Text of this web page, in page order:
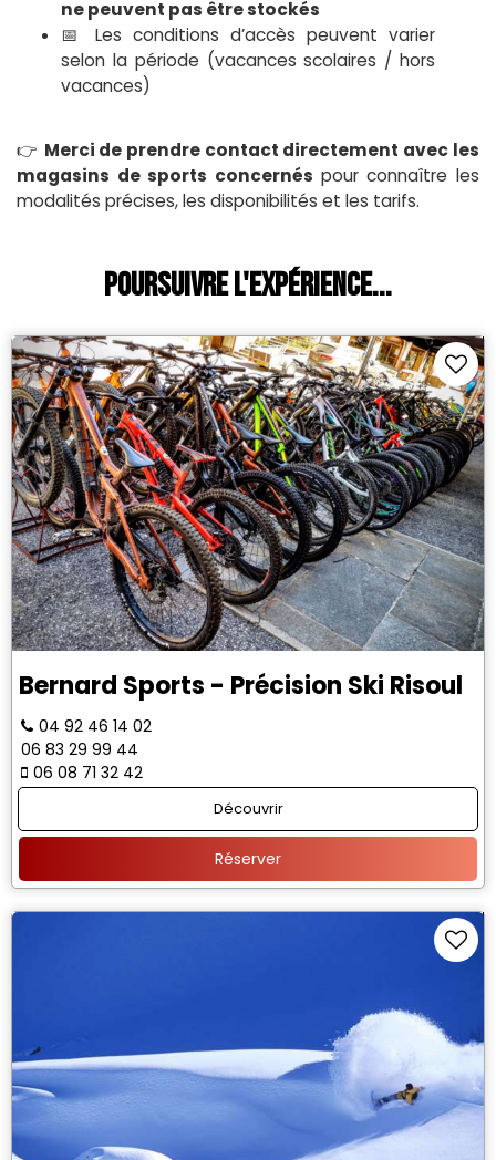
ne peuvent pas être stockés
📅 Les conditions d’accès peuvent varier
selon la période (vacances scolaires / hors
vacances)
👉 Merci de prendre contact directement avec les
magasins de sports concernés pour connaître les
modalités précises, les disponibilités et les tarifs.
Poursuivre l'expérience...
Bernard Sports - Précision Ski Risoul
04 92 46 14 02
06 83 29 99 44
06 08 71 32 42
Découvrir
Réserver